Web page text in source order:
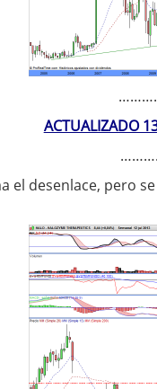
ACTUALIZADO
el desenlace, pero